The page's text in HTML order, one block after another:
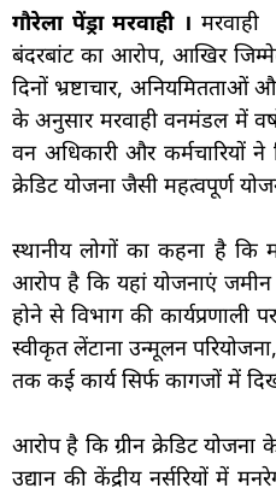
गौरेला पेंड्रा मरवाही ।
बंदरबांट का आरोप, आखिर
दिनों भ्रष्टाचार, अनियमितताओं
के अनुसार मरवाही वनमंडल में
वन अधिकारी और कर्मचारियों
क्रेडिट योजना जैसी महत्वपूर्ण
स्थानीय लोगों का कहना है कि
आरोप है कि यहां योजनाएं
होने से विभाग की कार्यप्रणाली
स्वीकृत लेंटाना उन्मूलन
तक कई कार्य सिर्फ कागजों में
आरोप है कि ग्रीन क्रेडिट योजना
उद्यान की केंद्रीय नर्सरियों में